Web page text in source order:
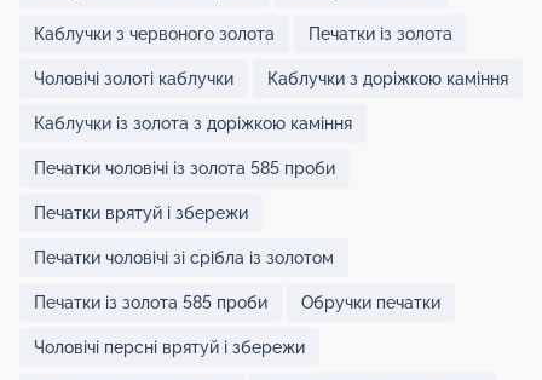
Каблучки з червоного золота Печатки із золота
Чоловічі золоті каблучки Каблучки з доріжкою каміння
Каблучки із золота з доріжкою каміння
Печатки чоловічі із золота 585 проби
Печатки врятуй і збережи
Печатки чоловічі зі срібла із золотом
Печатки із золота 585 проби Обручки печатки
Чоловічі персні врятуй і збережи